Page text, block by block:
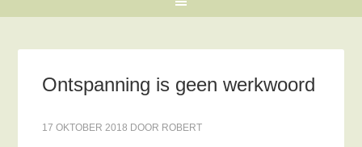
Ontspanning is geen werkwoord
17 OKTOBER 2018 DOOR ROBERT